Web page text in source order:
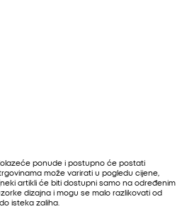
ponude i postupno će postati
može varirati u pogledu cijene,
artikli će biti dostupni samo na određenim
dizajna i mogu se malo razlikovati od
isteka zaliha.